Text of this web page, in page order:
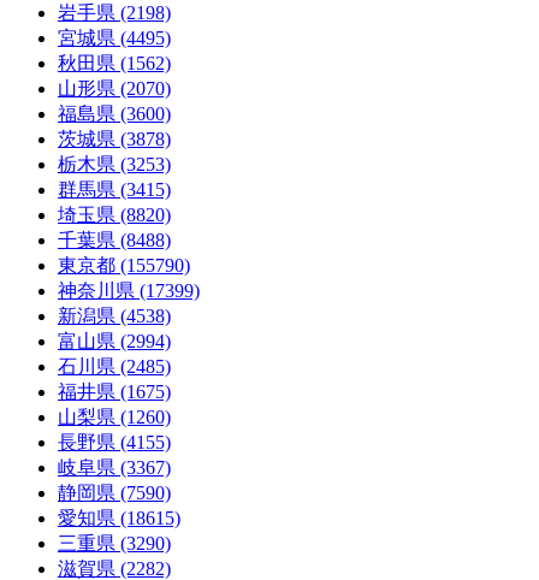
岩手県 (2198)
宮城県 (4495)
秋田県 (1562)
山形県 (2070)
福島県 (3600)
茨城県 (3878)
栃木県 (3253)
群馬県 (3415)
埼玉県 (8820)
千葉県 (8488)
東京都 (155790)
神奈川県 (17399)
新潟県 (4538)
富山県 (2994)
石川県 (2485)
福井県 (1675)
山梨県 (1260)
長野県 (4155)
岐阜県 (3367)
静岡県 (7590)
愛知県 (18615)
三重県 (3290)
滋賀県 (2282)